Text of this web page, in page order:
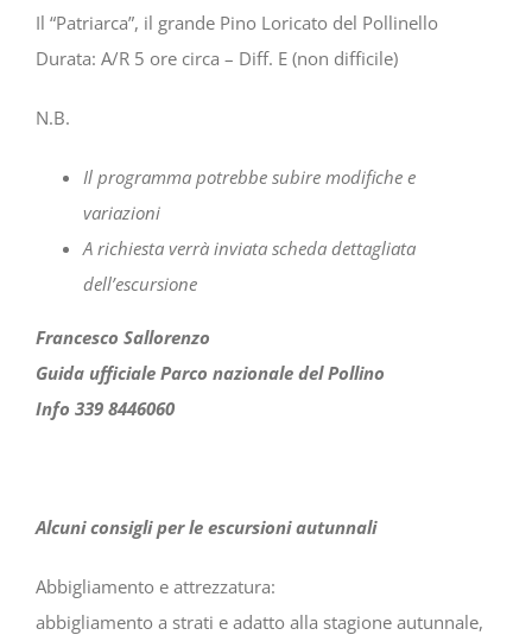
Il “Patriarca”, il grande Pino Loricato del Pollinello
Durata: A/R 5 ore circa – Diff. E (non difficile)
N.B.
Il programma potrebbe subire modifiche e
variazioni
A richiesta verrà inviata scheda dettagliata
dell’escursione
Francesco Sallorenzo
Guida ufficiale Parco nazionale del Pollino
Info 339 8446060
Alcuni consigli per le escursioni autunnali
Abbigliamento e attrezzatura:
abbigliamento a strati e adatto alla stagione autunnale,